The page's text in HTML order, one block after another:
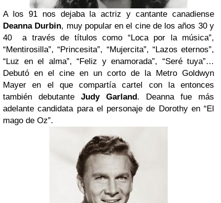
A los 91 nos dejaba la actriz y cantante canadiense
Deanna Durbin, muy popular en el cine de los años 30 y
40 a través de títulos como “Loca por la música”,
“Mentirosilla”, “Princesita”, “Mujercita”, “Lazos eternos”,
“Luz en el alma”, “Feliz y enamorada”, “Seré tuya”…
Debutó en el cine en un corto de la Metro Goldwyn
Mayer en el que compartía cartel con la entonces
también debutante Judy Garland. Deanna fue más
adelante candidata para el personaje de Dorothy en “El
mago de Oz”.